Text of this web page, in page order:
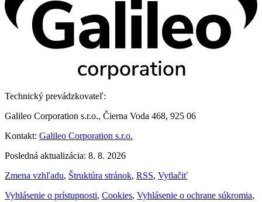
Technický prevádzkovateľ:
Galileo Corporation s.r.o., Čierna Voda 468, 925 06
Kontakt: Galileo Corporation s.r.o.
Posledná aktualizácia: 8. 8. 2026
Zmena vzhľadu, Štruktúra stránok, RSS, Vytlačiť
Vyhlásenie o prístupnosti, Cookies, Vyhlásenie o ochrane súkromia,